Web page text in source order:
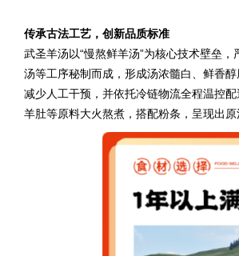
传承古法工艺，创新品质标准
武圣羊汤以“慢熬鲜羊汤”为核心技术壁垒
汤等工序秘制而成，形成汤浓髓白、鲜香
减少人工干预，并依托冷链物流全程温控
羊肚等原料大火熬煮，搭配粉条，呈现出原